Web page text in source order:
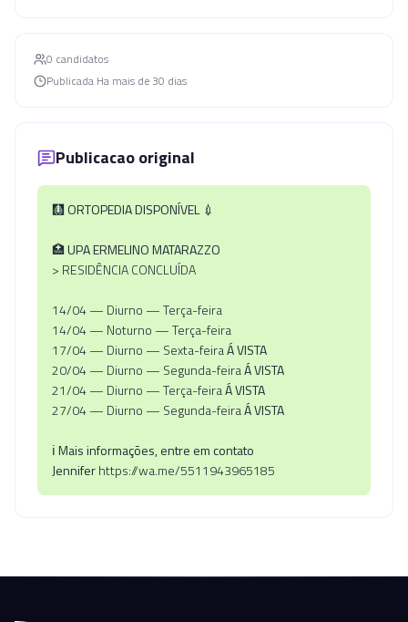
0 candidatos
Publicada Ha mais de 30 dias
Publicacao original
🩻ORTOPEDIA DISPONÍVEL💉
🏥UPA ERMELINO MATARAZZO
> RESIDÊNCIA CONCLUÍDA
14/04 — Diurno — Terça-feira
14/04 — Noturno — Terça-feira
17/04 — Diurno — Sexta-feiraÁ VISTA
20/04 — Diurno — Segunda-feiraÁ VISTA
21/04 — Diurno — Terça-feiraÁ VISTA
27/04 — Diurno — Segunda-feiraÁ VISTA
ℹ️Mais informações, entre em contato
Jenniferhttps://wa.me/5511943965185